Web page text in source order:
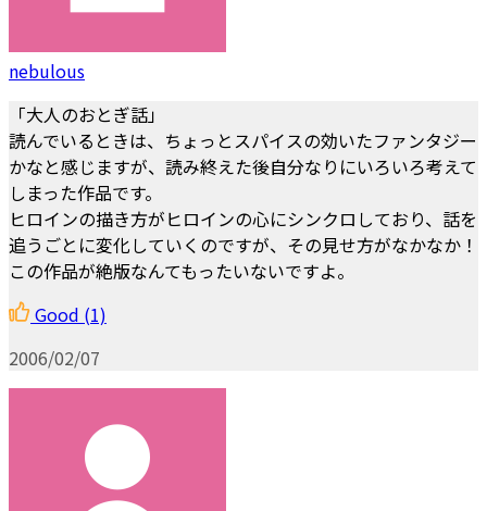
nebulous
「大人のおとぎ話」
読んでいるときは、ちょっとスパイスの効いたファンタジー
かなと感じますが、読み終えた後自分なりにいろいろ考えて
しまった作品です。
ヒロインの描き方がヒロインの心にシンクロしており、話を
追うごとに変化していくのですが、その見せ方がなかなか！
この作品が絶版なんてもったいないですよ。
Good (1)
2006/02/07